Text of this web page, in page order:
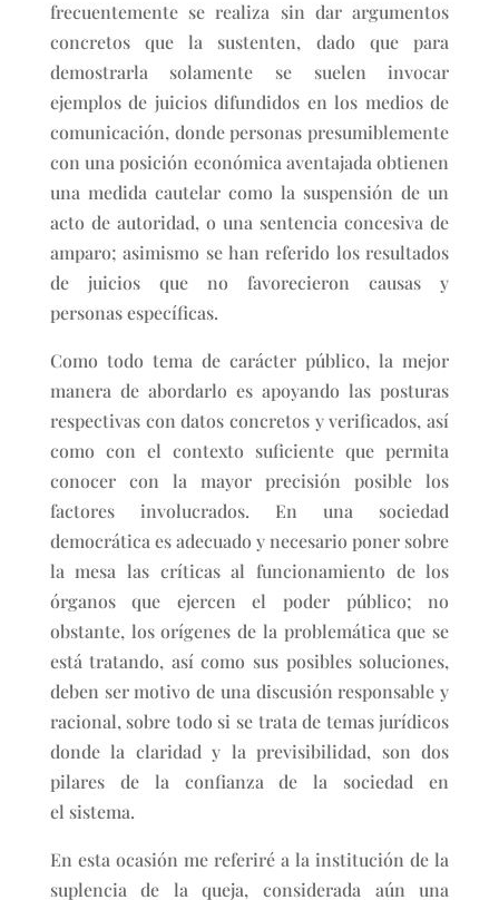
frecuentemente se realiza sin dar argumentos
concretos que la sustenten, dado que para
demostrarla solamente se suelen invocar
ejemplos de juicios difundidos en los medios de
comunicación, donde personas presumiblemente
con una posición económica aventajada obtienen
una medida cautelar como la suspensión de un
acto de autoridad, o una sentencia concesiva de
amparo; asimismo se han referido los resultados
de juicios que no favorecieron causas y
personas específicas.
Como todo tema de carácter público, la mejor
manera de abordarlo es apoyando las posturas
respectivas con datos concretos y verificados, así
como con el contexto suficiente que permita
conocer con la mayor precisión posible los
factores involucrados. En una sociedad
democrática es adecuado y necesario poner sobre
la mesa las críticas al funcionamiento de los
órganos que ejercen el poder público; no
obstante, los orígenes de la problemática que se
está tratando, así como sus posibles soluciones,
deben ser motivo de una discusión responsable y
racional, sobre todo si se trata de temas jurídicos
donde la claridad y la previsibilidad, son dos
pilares de la confianza de la sociedad en
el sistema.
En esta ocasión me referiré a la institución de la
suplencia de la queja, considerada aún una